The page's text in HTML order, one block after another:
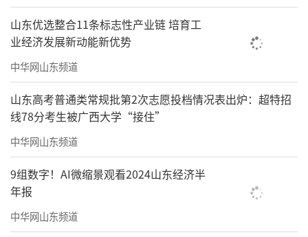
山东优选整合11条标志性产业链 培育工
业经济发展新动能新优势
中华网山东频道
山东高考普通类常规批第2次志愿投档情况表出炉：超特招
线78分考生被广西大学“接住”
中华网山东频道
9组数字！AI微缩景观看2024山东经济半
年报
中华网山东频道